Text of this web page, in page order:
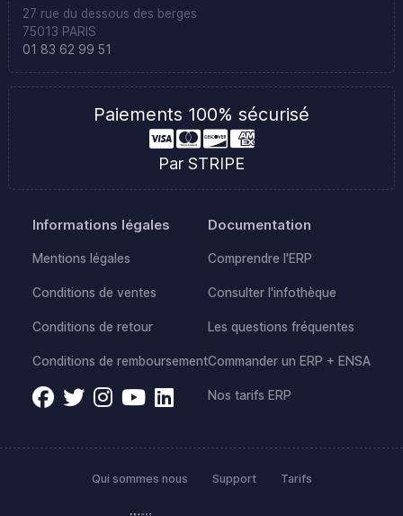
27 rue du dessous des berges
75013 PARIS
01 83 62 99 51
Paiements 100% sécurisé
Par STRIPE
Informations légales
Mentions légales
Conditions de ventes
Conditions de retour
Conditions de remboursement
Documentation
Comprendre l'ERP
Consulter l'infothèque
Les questions fréquentes
Commander un ERP + ENSA
Nos tarifs ERP
Qui sommes nous Support Tarifs